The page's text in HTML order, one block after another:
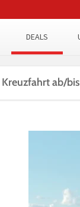
DEALS
Kreuzfahrt ab/